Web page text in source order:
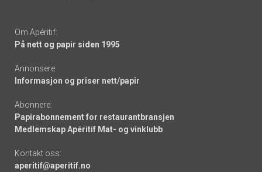
Om Apéritif:
På nett og papir siden 1995
Annonsere:
Informasjon og priser nett/papir
Abonnere:
Papirabonnement for restaurantbransjen
Medlemskap Apéritif Mat- og vinklubb
Kontakt oss:
aperitif@aperitif.no